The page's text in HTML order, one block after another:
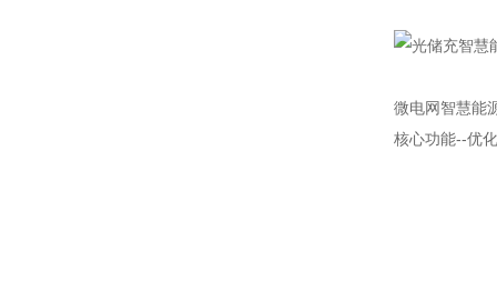
微电网智慧能
核心功能--优